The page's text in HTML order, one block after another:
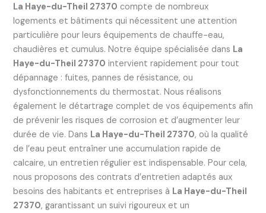
La Haye-du-Theil 27370 compte de nombreux
logements et bâtiments qui nécessitent une attention
particulière pour leurs équipements de chauffe-eau,
chaudières et cumulus. Notre équipe spécialisée dans La
Haye-du-Theil 27370 intervient rapidement pour tout
dépannage : fuites, pannes de résistance, ou
dysfonctionnements du thermostat. Nous réalisons
également le détartrage complet de vos équipements afin
de prévenir les risques de corrosion et d’augmenter leur
durée de vie. Dans La Haye-du-Theil 27370, où la qualité
de l’eau peut entraîner une accumulation rapide de
calcaire, un entretien régulier est indispensable. Pour cela,
nous proposons des contrats d’entretien adaptés aux
besoins des habitants et entreprises à La Haye-du-Theil
27370, garantissant un suivi rigoureux et un